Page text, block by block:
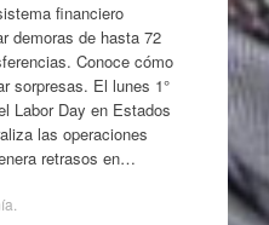
financiero
demoras de hasta 72
Conoce cómo
sorpresas. El lunes 1°
Labor Day en Estados
las operaciones
retrasos en…